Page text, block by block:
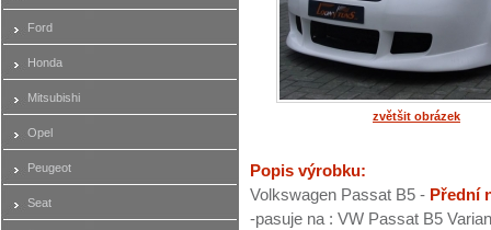
Ford
Honda
Mitsubishi
Opel
Peugeot
Seat
zvětšit obrázek
Popis výrobku:
Volkswagen Passat B5 - Přední
-pasuje na : VW Passat B5